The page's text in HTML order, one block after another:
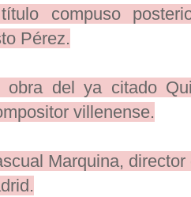
compuso
Pérez.
obra del ya citado
villenense.
Marquina,